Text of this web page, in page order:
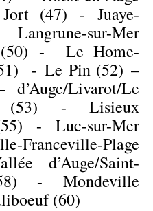
Jort (47) - Juaye-
Langrune-sur-Mer
-Le Home-
- Le Pin (52) –
Livarot/Le
- Lisieux
-Luc-sur-Mer
Franceville-Plage
d’Auge/Saint-
-Mondeville
(60)